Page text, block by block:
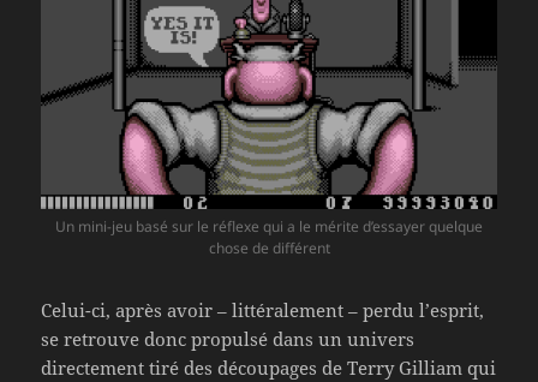
Un mini-jeu basé sur le réflexe qui a le mérite d’essayer quelque
chose de différent
Celui-ci, après avoir – littéralement – perdu l’esprit,
se retrouve donc propulsé dans un univers
directement tiré des découpages de Terry Gilliam qui